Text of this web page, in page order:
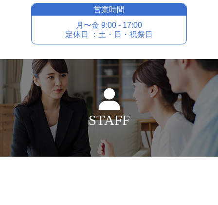
営業時間
⽉〜⾦ 9:00 - 17:00
定休⽇ ：⼟・⽇・祝祭⽇
STAFF